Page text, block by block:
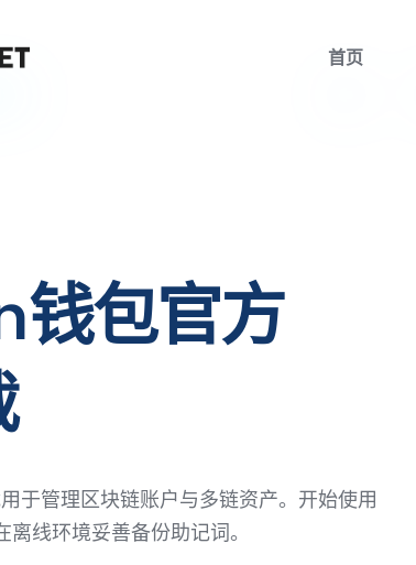
首页
包官方
管理区块链账户与多链资产。开始使用
线环境妥善备份助记词。